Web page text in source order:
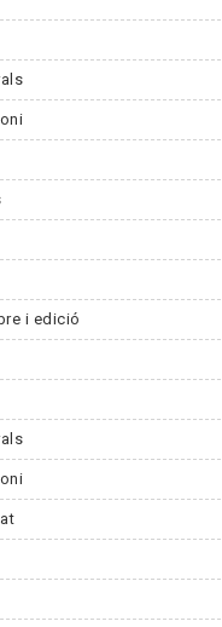
i edició